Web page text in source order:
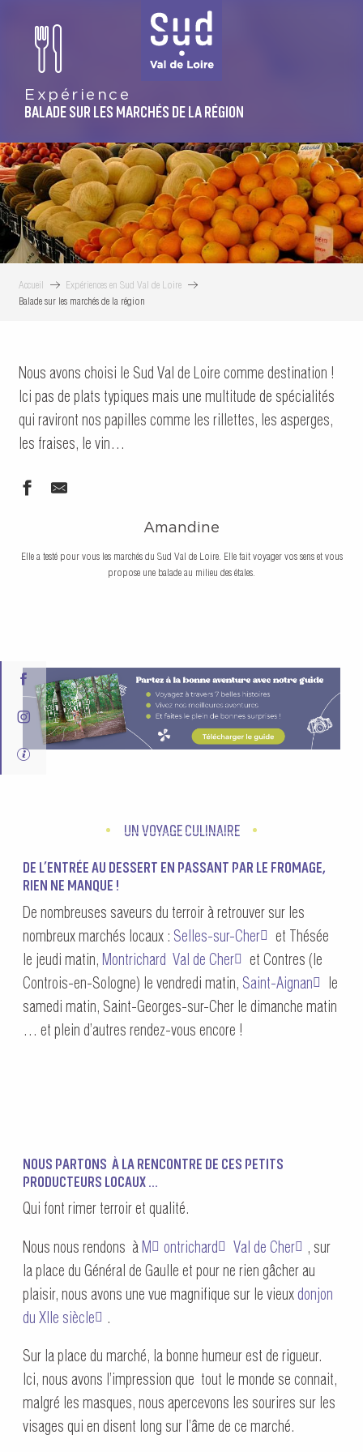
contenu
principal
Expérience
BALADE SUR LES MARCHÉS DE LA RÉGION
Accueil
Expériences en Sud Val de Loire
Balade sur les marchés de la région
Nous avons choisi le Sud Val de Loire comme destination !
Ici pas de plats typiques mais une multitude de spécialités
qui raviront nos papilles comme les rillettes, les asperges,
les fraises, le vin…
Amandine
Elle a testé pour vous les marchés du Sud Val de Loire. Elle fait voyager vos sens et vous
propose une balade au milieu des étales.
UN VOYAGE CULINAIRE
DE L’ENTRÉE AU DESSERT EN PASSANT PAR LE FROMAGE,
RIEN NE MANQUE !
De nombreuses saveurs du terroir à retrouver sur les
nombreux marchés locaux : Selles-sur-Cher
et Thésée
le jeudi matin, Montrichard Val de Cher
et Contres (le
Controis-en-Sologne) le vendredi matin, Saint-Aignan
le
samedi matin, Saint-Georges-sur-Cher le dimanche matin
… et plein d’autres rendez-vous encore !
NOUS PARTONS À LA RENCONTRE DE CES PETITS
PRODUCTEURS LOCAUX …
Qui font rimer terroir et qualité.
Nous nous rendons à M ontrichard Val de Cher
, sur
la place du Général de Gaulle et pour ne rien gâcher au
plaisir, nous avons une vue magnifique sur le vieux donjon
du XIIe siècle
.
Sur la place du marché, la bonne humeur est de rigueur.
Ici, nous avons l’impression que tout le monde se connait,
malgré les masques, nous apercevons les sourires sur les
visages qui en disent long sur l’âme de ce marché.